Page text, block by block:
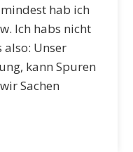
hab ich
Ich habs nicht
also: Unser
kann Spuren
Sachen